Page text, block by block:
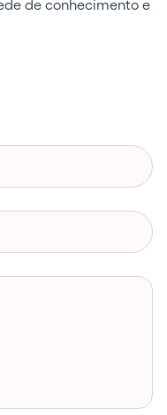
de conhecimento e